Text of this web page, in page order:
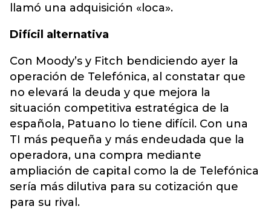
llamó una adquisición «loca».
Difícil alternativa
Con Moody’s y Fitch bendiciendo ayer la
operación de Telefónica, al constatar que
no elevará la deuda y que mejora la
situación competitiva estratégica de la
española, Patuano lo tiene difícil. Con una
TI más pequeña y más endeudada que la
operadora, una compra mediante
ampliación de capital como la de Telefónica
sería más dilutiva para su cotización que
para su rival.